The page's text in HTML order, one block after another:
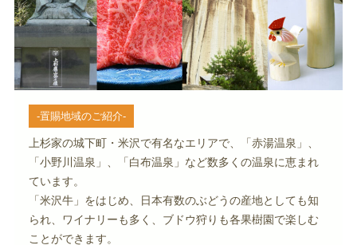
-置賜地域のご紹介-
上杉家の城下町・米沢で有名なエリアで、「赤湯温泉」、
「小野川温泉」、「白布温泉」など数多くの温泉に恵まれ
ています。
「米沢牛」をはじめ、日本有数のぶどうの産地としても知
られ、ワイナリーも多く、ブドウ狩りも各果樹園で楽しむ
ことができます。